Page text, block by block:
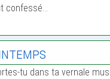
confessé…
tu dans ta vernale